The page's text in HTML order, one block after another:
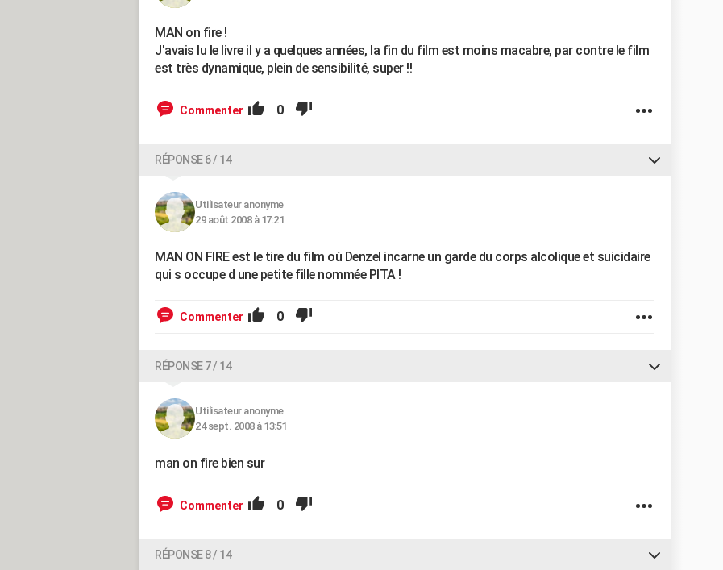
MAN on fire !
J'avais lu le livre il y a quelques années, la fin du film est moins macabre, par contre le film
est très dynamique, plein de sensibilité, super !!
Commenter 0
RÉPONSE 6 / 14
Utilisateur anonyme
29 août 2008 à 17:21
MAN ON FIRE est le tire du film où Denzel incarne un garde du corps alcolique et suicidaire
qui s occupe d une petite fille nommée PITA !
Commenter 0
RÉPONSE 7 / 14
Utilisateur anonyme
24 sept. 2008 à 13:51
man on fire bien sur
Commenter 0
RÉPONSE 8 / 14